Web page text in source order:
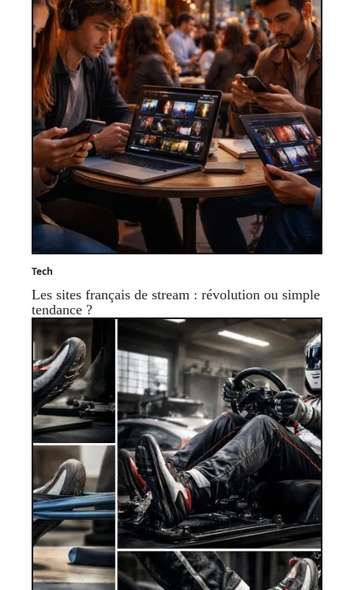
Tech
Les sites français de stream : révolution ou simple
tendance ?